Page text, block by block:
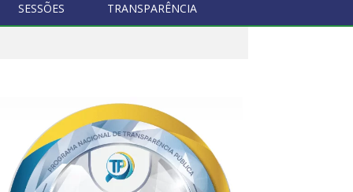
SESSÕES TRANSPARÊNCIA